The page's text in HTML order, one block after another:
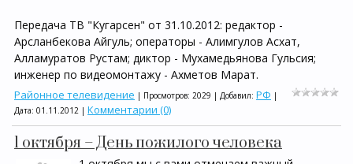
Передача ТВ "Кугарсен" от 31.10.2012: редактор -
Арсланбекова Айгуль; операторы - Алимгулов Асхат,
Алламуратов Рустам; диктор - Мухамедьянова Гульсия;
инженер по видеомонтажу - Ахметов Марат.
Районное телевидение | Просмотров: 2029 | Добавил: РФ |
Дата: 01.11.2012 | Комментарии (0)
1 октября – День пожилого человека